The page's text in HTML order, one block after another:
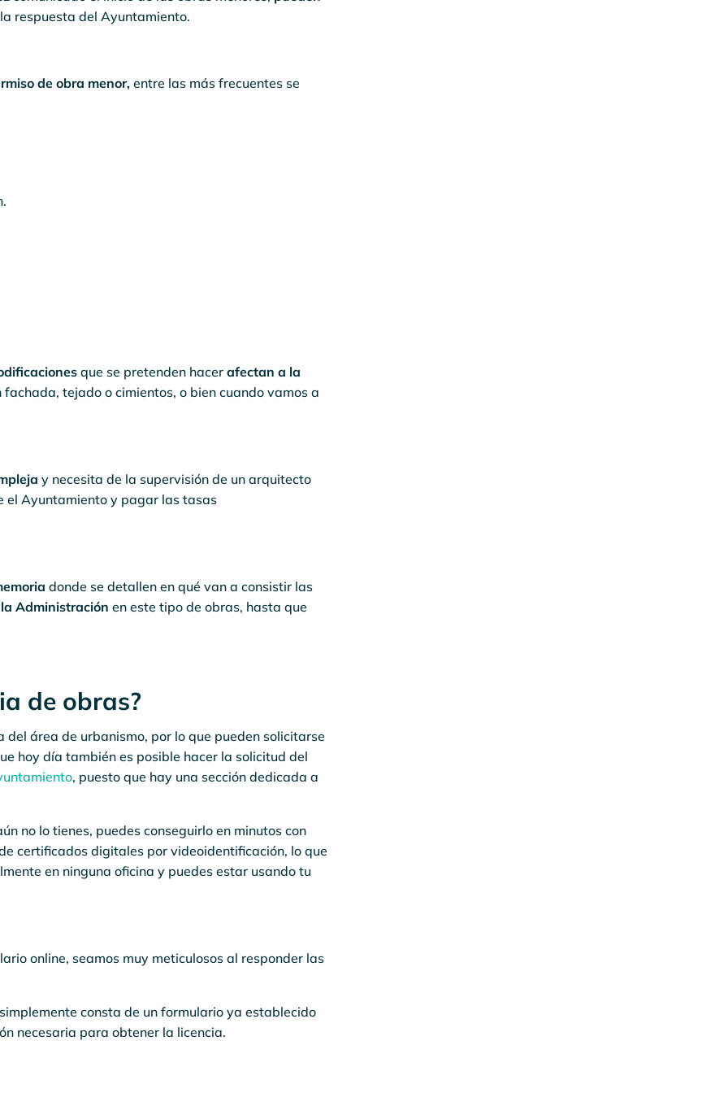
respuesta del Ayuntamiento.
de obra menor, entre las más frecuentes se
que se pretenden hacerafectan a la
tejado o cimientos, o bien cuando vamos a
y necesita de la supervisión de un arquitecto
el Ayuntamiento y pagar las tasas
donde se detallen en qué van a consistir las
Administración en este tipo de obras, hasta que
de obras?
área de urbanismo, por lo que pueden solicitarse
hoy día también es posible hacer la solicitud del
, puesto que hay una sección dedicada a
no lo tienes, puedes conseguirlo en minutos con
certificados digitales por videoidentificación, lo que
en ninguna oficina y puedes estar usando tu
online, seamos muy meticulosos al responder las
consta de un formulario ya establecido
necesaria para obtener la licencia.